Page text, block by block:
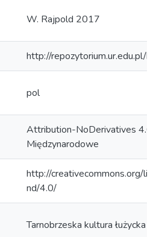
W. Rajpold 2017
http://repozytorium.ur.edu.pl/
pol
Attribution-NoDerivatives 4.0
Międzynarodowe
http://creativecommons.org/
nd/4.0/
Tarnobrzeska kultura łużycka